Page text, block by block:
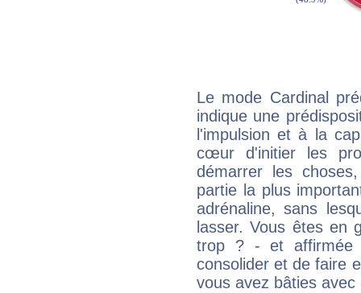
Le mode Cardinal
indique une
l'impulsion et à la
cœur d'initier les
démarrer les
partie la plus
adrénaline, sans
lasser. Vous êtes en
trop ? - et affirmée
consolider et de faire
vous avez bâties avec